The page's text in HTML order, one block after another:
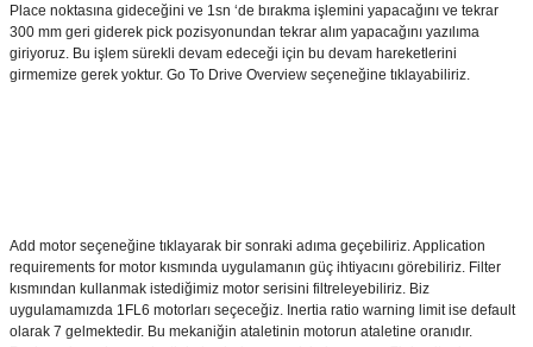
Place noktasına gideceğini ve 1sn ‘de bırakma işlemini yapacağını ve tekrar
300 mm geri giderek pick pozisyonundan tekrar alım yapacağını yazılıma
giriyoruz. Bu işlem sürekli devam edeceği için bu devam hareketlerini
girmemize gerek yoktur. Go To Drive Overview seçeneğine tıklayabiliriz.
Add motor seçeneğine tıklayarak bir sonraki adıma geçebiliriz. Application
requirements for motor kısmında uygulamanın güç ihtiyacını görebiliriz. Filter
kısmından kullanmak istediğimiz motor serisini filtreleyebiliriz. Biz
uygulamamızda 1FL6 motorları seçeceğiz. Inertia ratio warning limit ise default
olarak 7 gelmektedir. Bu mekaniğin ataletinin motorun ataletine oranıdır.